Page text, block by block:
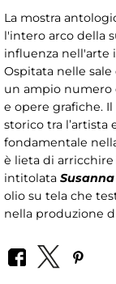
La mostra
l'intero arco della
influenza nell'arte
Ospitata nelle sale
un ampio numero
e opere grafiche.
storico tra
fondamentale
è lieta di arricchire
intitolata
olio su tela che
nella produzione